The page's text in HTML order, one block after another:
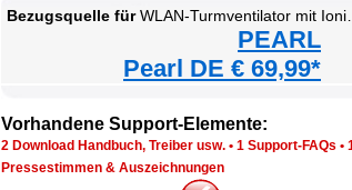
Bezugsquelle fürWLAN-Turmventilator mit Ionisator
PEARL
Pearl DE € 69,99*
Vorhandene Support-Elemente:
2 Download Handbuch, Treiber usw. • 1 Support-FAQs •
Pressestimmen & Auszeichnungen